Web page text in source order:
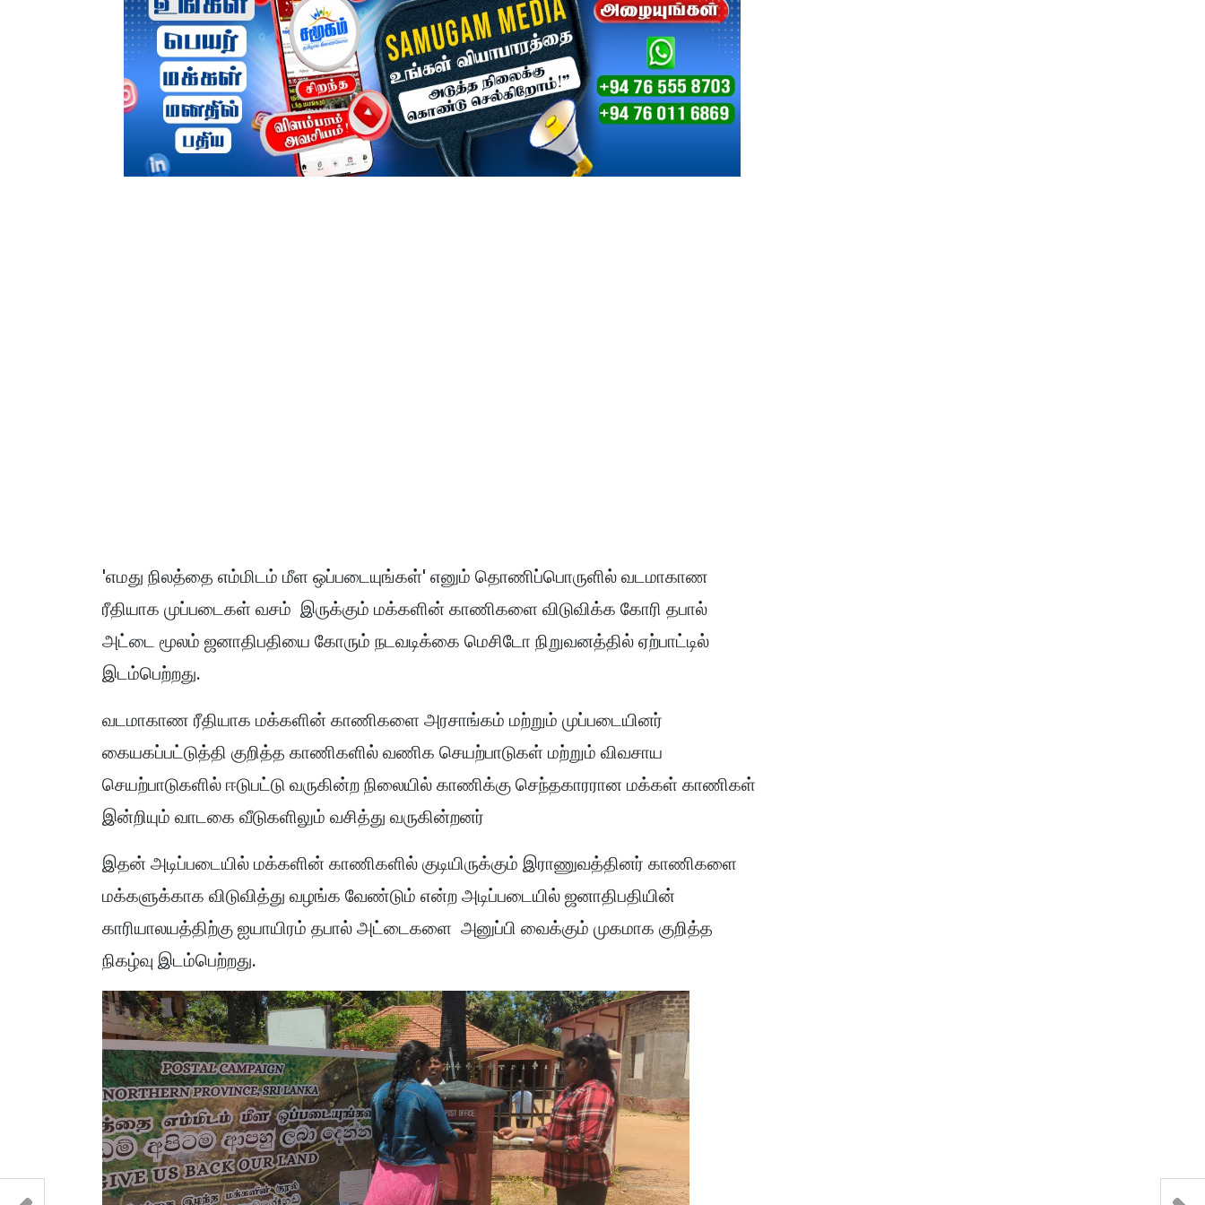
'எமது நிலத்தை எம்மிடம் மீள ஒப்படையுங்கள்' எனும் தொணிப்பொருளில் வடமாகாண
ரீதியாக முப்படைகள் வசம் இருக்கும் மக்களின் காணிகளை விடுவிக்க கோரி தபால்
அட்டை மூலம் ஜனாதிபதியை கோரும் நடவடிக்கை மெசிடோ நிறுவனத்தில் ஏற்பாட்டில்
இடம்பெற்றது.
வடமாகாண ரீதியாக மக்களின் காணிகளை அரசாங்கம் மற்றும் முப்படையினர்
கையகப்பட்டுத்தி குறித்த காணிகளில் வணிக செயற்பாடுகள் மற்றும் விவசாய
செயற்பாடுகளில் ஈடுபட்டு வருகின்ற நிலையில் காணிக்கு செந்தகாரரான மக்கள் காணிகள்
இன்றியும் வாடகை வீடுகளிலும் வசித்து வருகின்றனர்
இதன் அடிப்படையில் மக்களின் காணிகளில் குடியிருக்கும் இராணுவத்தினர் காணிகளை
மக்களுக்காக விடுவித்து வழங்க வேண்டும் என்ற அடிப்படையில் ஜனாதிபதியின்
காரியாலயத்திற்கு ஐயாயிரம் தபால் அட்டைகளை அனுப்பி வைக்கும் முகமாக குறித்த
நிகழ்வு இடம்பெற்றது.